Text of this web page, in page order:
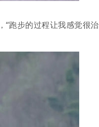
跑步的过程让我感觉很治